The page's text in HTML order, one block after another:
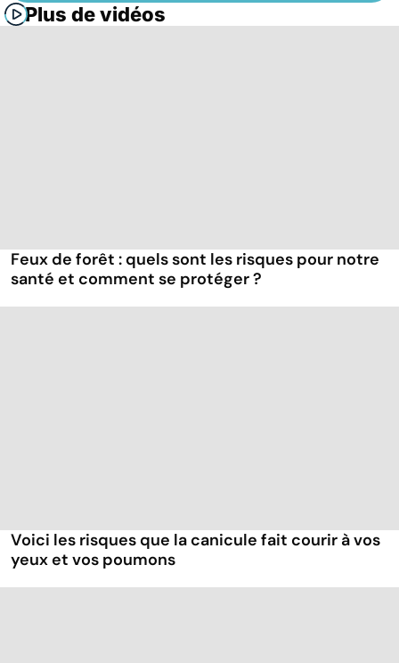
Plus de vidéos
Feux de forêt : quels sont les risques pour notre
santé et comment se protéger ?
Voici les risques que la canicule fait courir à vos
yeux et vos poumons